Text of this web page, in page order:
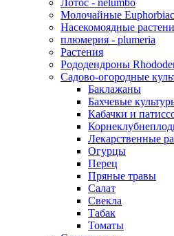
Лотос - nelumbo
Молочайные
Насекомоядные
плюмерия - plumeria
Растения
Рододендроны
Садово-огородные
Баклажаны
Бахчевые
Кабачки и
Лекарственные
Огурцы
Перец
Пряные травы
Салат
Свекла
Табак
Томаты